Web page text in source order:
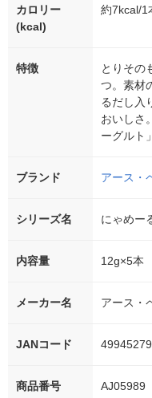
カロリー
(kcal)
約7kcal/1
特徴
とりその
つ。素材
るだし入
おいしさ
ーグルト
ブランド アース・
シリーズ名 にゃめー
内容量 12g×5本
メーカー名 アース・
JANコード
商品番号 AJ05989